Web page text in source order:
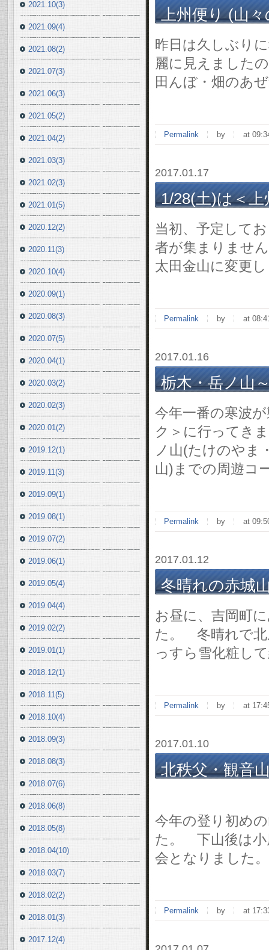
上州便り (山
昨日は久しぶり
麗に見えました
田んぼ・畑のあ
Permalink by at
2017.01.17
1/28(土)は＜
当初、予定して
者が集まりませ
太田金山に変更
Permalink by at
2017.01.16
栃木・岳ノ山
今年一番の寒波
ク＞に行ってき
ノ山(たけのやま
山)までの周遊コ
Permalink by at
2017.01.12
冬晴れの赤城
お昼に、吉岡町
た。 冬晴れで北
っすら雪化粧し
Permalink by at
2017.01.10
北秩父・観音
今年の登り初め
た。 下山後は小
会となりました。
Permalink by at
2021.10(3)
2021.09(4)
2021.08(2)
2021.07(3)
2021.06(3)
2021.05(2)
2021.04(2)
2021.03(3)
2021.02(3)
2021.01(5)
2020.12(2)
2020.11(3)
2020.10(4)
2020.09(1)
2020.08(3)
2020.07(5)
2020.04(1)
2020.03(2)
2020.02(3)
2020.01(2)
2019.12(1)
2019.11(3)
2019.09(1)
2019.08(1)
2019.07(2)
2019.06(1)
2019.05(4)
2019.04(4)
2019.02(2)
2019.01(1)
2018.12(1)
2018.11(5)
2018.10(4)
2018.09(3)
2018.08(3)
2018.07(6)
2018.06(8)
2018.05(8)
2018.04(10)
2018.03(7)
2018.02(2)
2018.01(3)
2017.12(4)